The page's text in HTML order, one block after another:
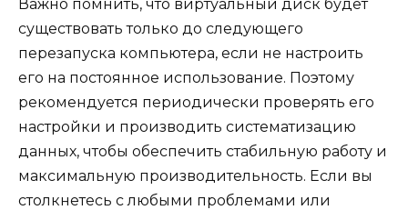
Важно помнить, что виртуальный диск будет
существовать только до следующего
перезапуска компьютера, если не настроить
его на постоянное использование. Поэтому
рекомендуется периодически проверять его
настройки и производить систематизацию
данных, чтобы обеспечить стабильную работу и
максимальную производительность. Если вы
столкнетесь с любыми проблемами или